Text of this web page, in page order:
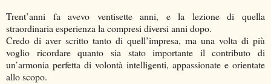
Trent’anni fa avevo ventisette anni, e la lezione di quella
straordinaria esperienza la compresi diversi anni dopo.
Credo di aver scritto tanto di quell’impresa, ma una volta di più
voglio ricordare quanto sia stato importante il contributo di
un’armonia perfetta di volontà intelligenti, appassionate e orientate
allo scopo.